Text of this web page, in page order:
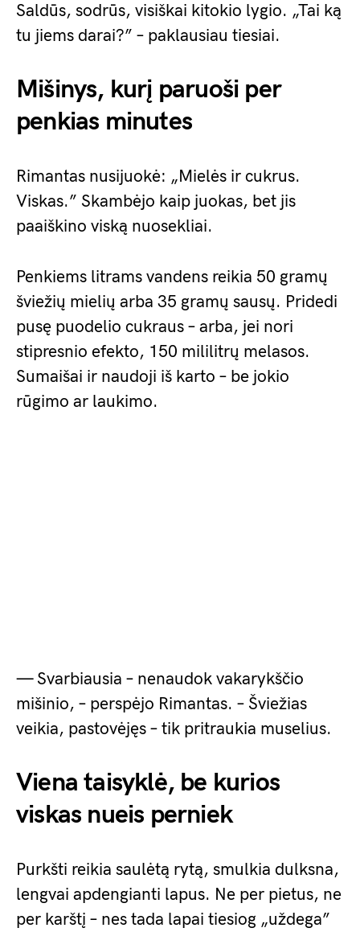
Saldūs, sodrūs, visiškai kitokio lygio. „Tai ką
tu jiems darai?” – paklausiau tiesiai.
Mišinys, kurį paruoši per
penkias minutes
Rimantas nusijuokė: „Mielės ir cukrus.
Viskas.” Skambėjo kaip juokas, bet jis
paaiškino viską nuosekliai.
Penkiems litrams vandens reikia 50 gramų
šviežių mielių arba 35 gramų sausų. Pridedi
pusę puodelio cukraus – arba, jei nori
stipresnio efekto, 150 mililitrų melasos.
Sumaišai ir naudoji iš karto – be jokio
rūgimo ar laukimo.
— Svarbiausia – nenaudok vakarykščio
mišinio, – perspėjo Rimantas. – Šviežias
veikia, pastovėjęs – tik pritraukia muselius.
Viena taisyklė, be kurios
viskas nueis perniek
Purkšti reikia saulėtą rytą, smulkia dulksna,
lengvai apdengianti lapus. Ne per pietus, ne
per karštį – nes tada lapai tiesiog „uždega”